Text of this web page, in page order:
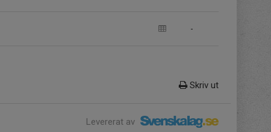
-
Skriv ut
Levererat av